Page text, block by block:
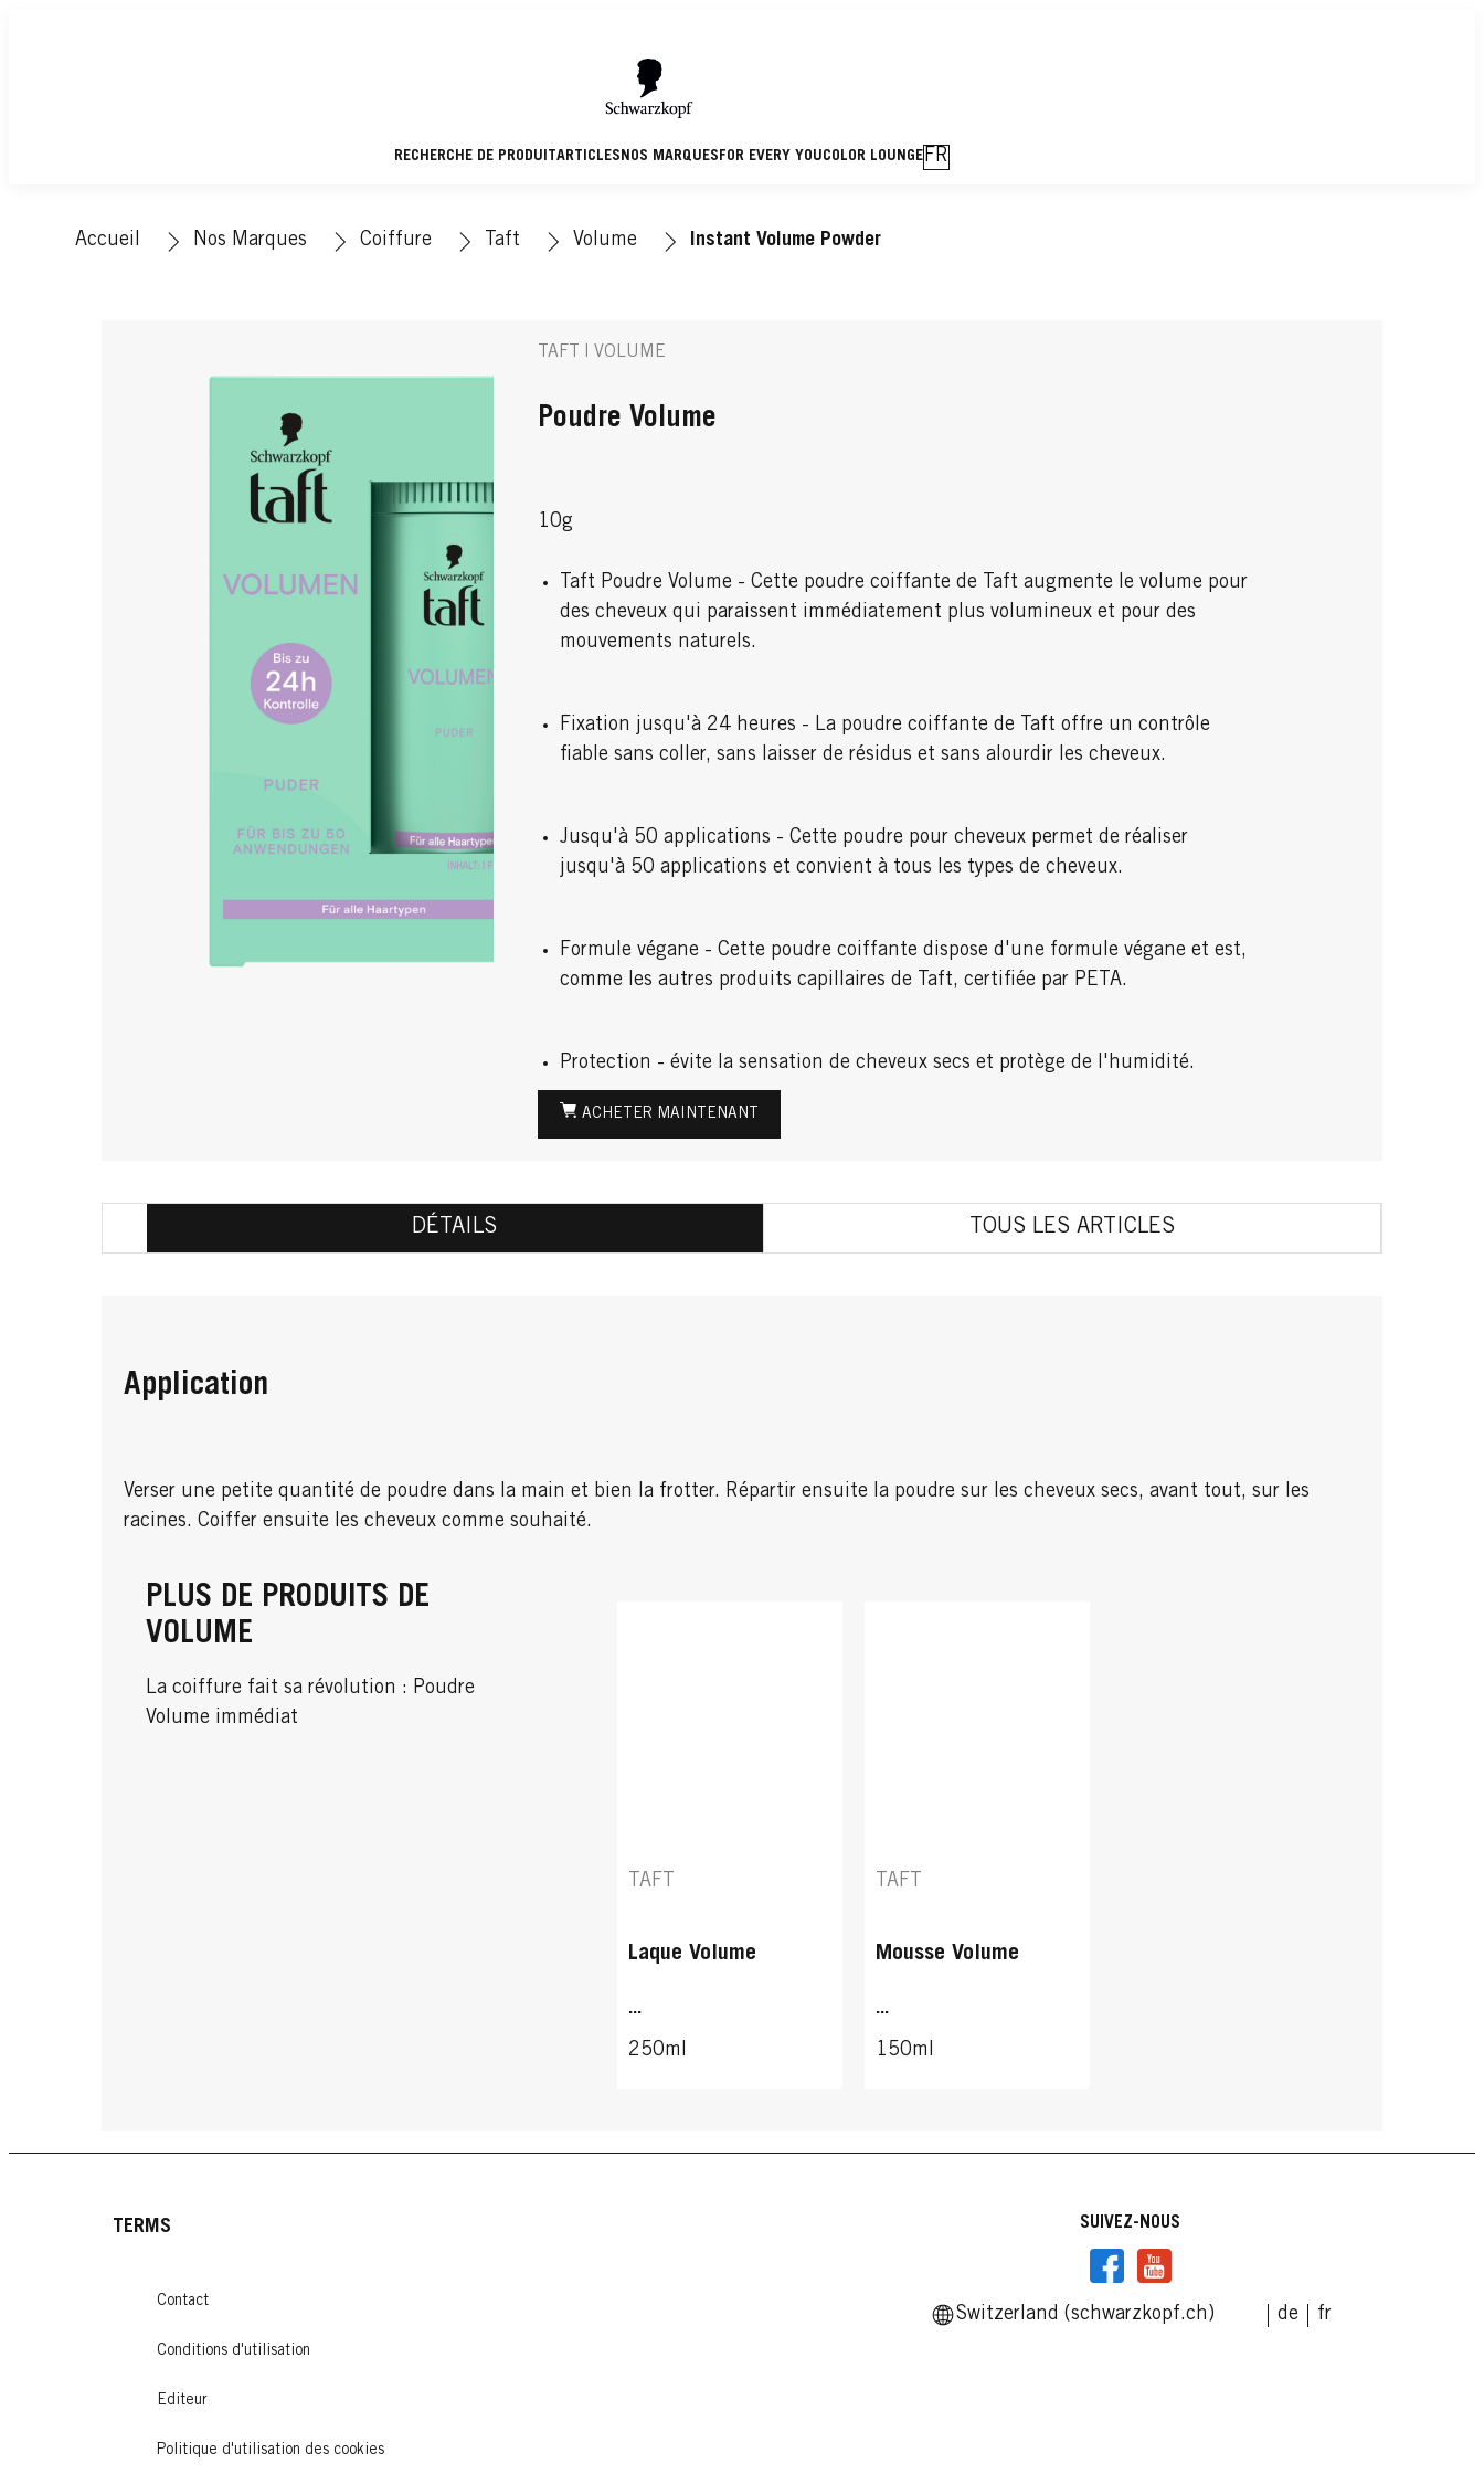
RECHERCHE DE PRODUIT ARTICLESNOS MARQUESFOR EVERY YOUCOLOR LOUNGE FR
Accueil Nos Marques Coiffure Taft Volume Instant Volume Powder
TAFT | VOLUME
Poudre Volume
10g
Taft Poudre Volume - Cette poudre coiffante de Taft augmente le volume pour
des cheveux qui paraissent immédiatement plus volumineux et pour des
mouvements naturels.
Fixation jusqu'à 24 heures - La poudre coiffante de Taft offre un contrôle
fiable sans coller, sans laisser de résidus et sans alourdir les cheveux.
Jusqu'à 50 applications - Cette poudre pour cheveux permet de réaliser
jusqu'à 50 applications et convient à tous les types de cheveux.
Formule végane - Cette poudre coiffante dispose d'une formule végane et est,
comme les autres produits capillaires de Taft, certifiée par PETA.
Protection - évite la sensation de cheveux secs et protège de l'humidité.
ACHETER MAINTENANT
DÉTAILS TOUS LES ARTICLES
Application
Verser une petite quantité de poudre dans la main et bien la frotter. Répartir ensuite la poudre sur les cheveux secs, avant tout, sur les
racines. Coiffer ensuite les cheveux comme souhaité.
PLUS DE PRODUITS DE
VOLUME
La coiffure fait sa révolution : Poudre
Volume immédiat
TAFT
Laque Volume
...
250ml
TAFT
Mousse Volume
...
150ml
TERMS
Contact
Conditions d'utilisation
Editeur
Politique d'utilisation des cookies
SUIVEZ-NOUS
Switzerland (schwarzkopf.ch) de fr